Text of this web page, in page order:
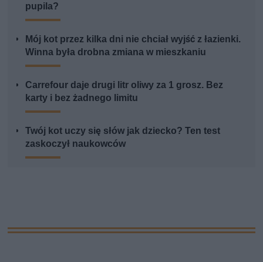
pupila?
Mój kot przez kilka dni nie chciał wyjść z łazienki.
Winna była drobna zmiana w mieszkaniu
Carrefour daje drugi litr oliwy za 1 grosz. Bez
karty i bez żadnego limitu
Twój kot uczy się słów jak dziecko? Ten test
zaskoczył naukowców